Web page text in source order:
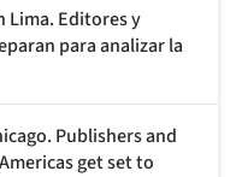
Lima. Editores y
para analizar la
Publishers and
get set to